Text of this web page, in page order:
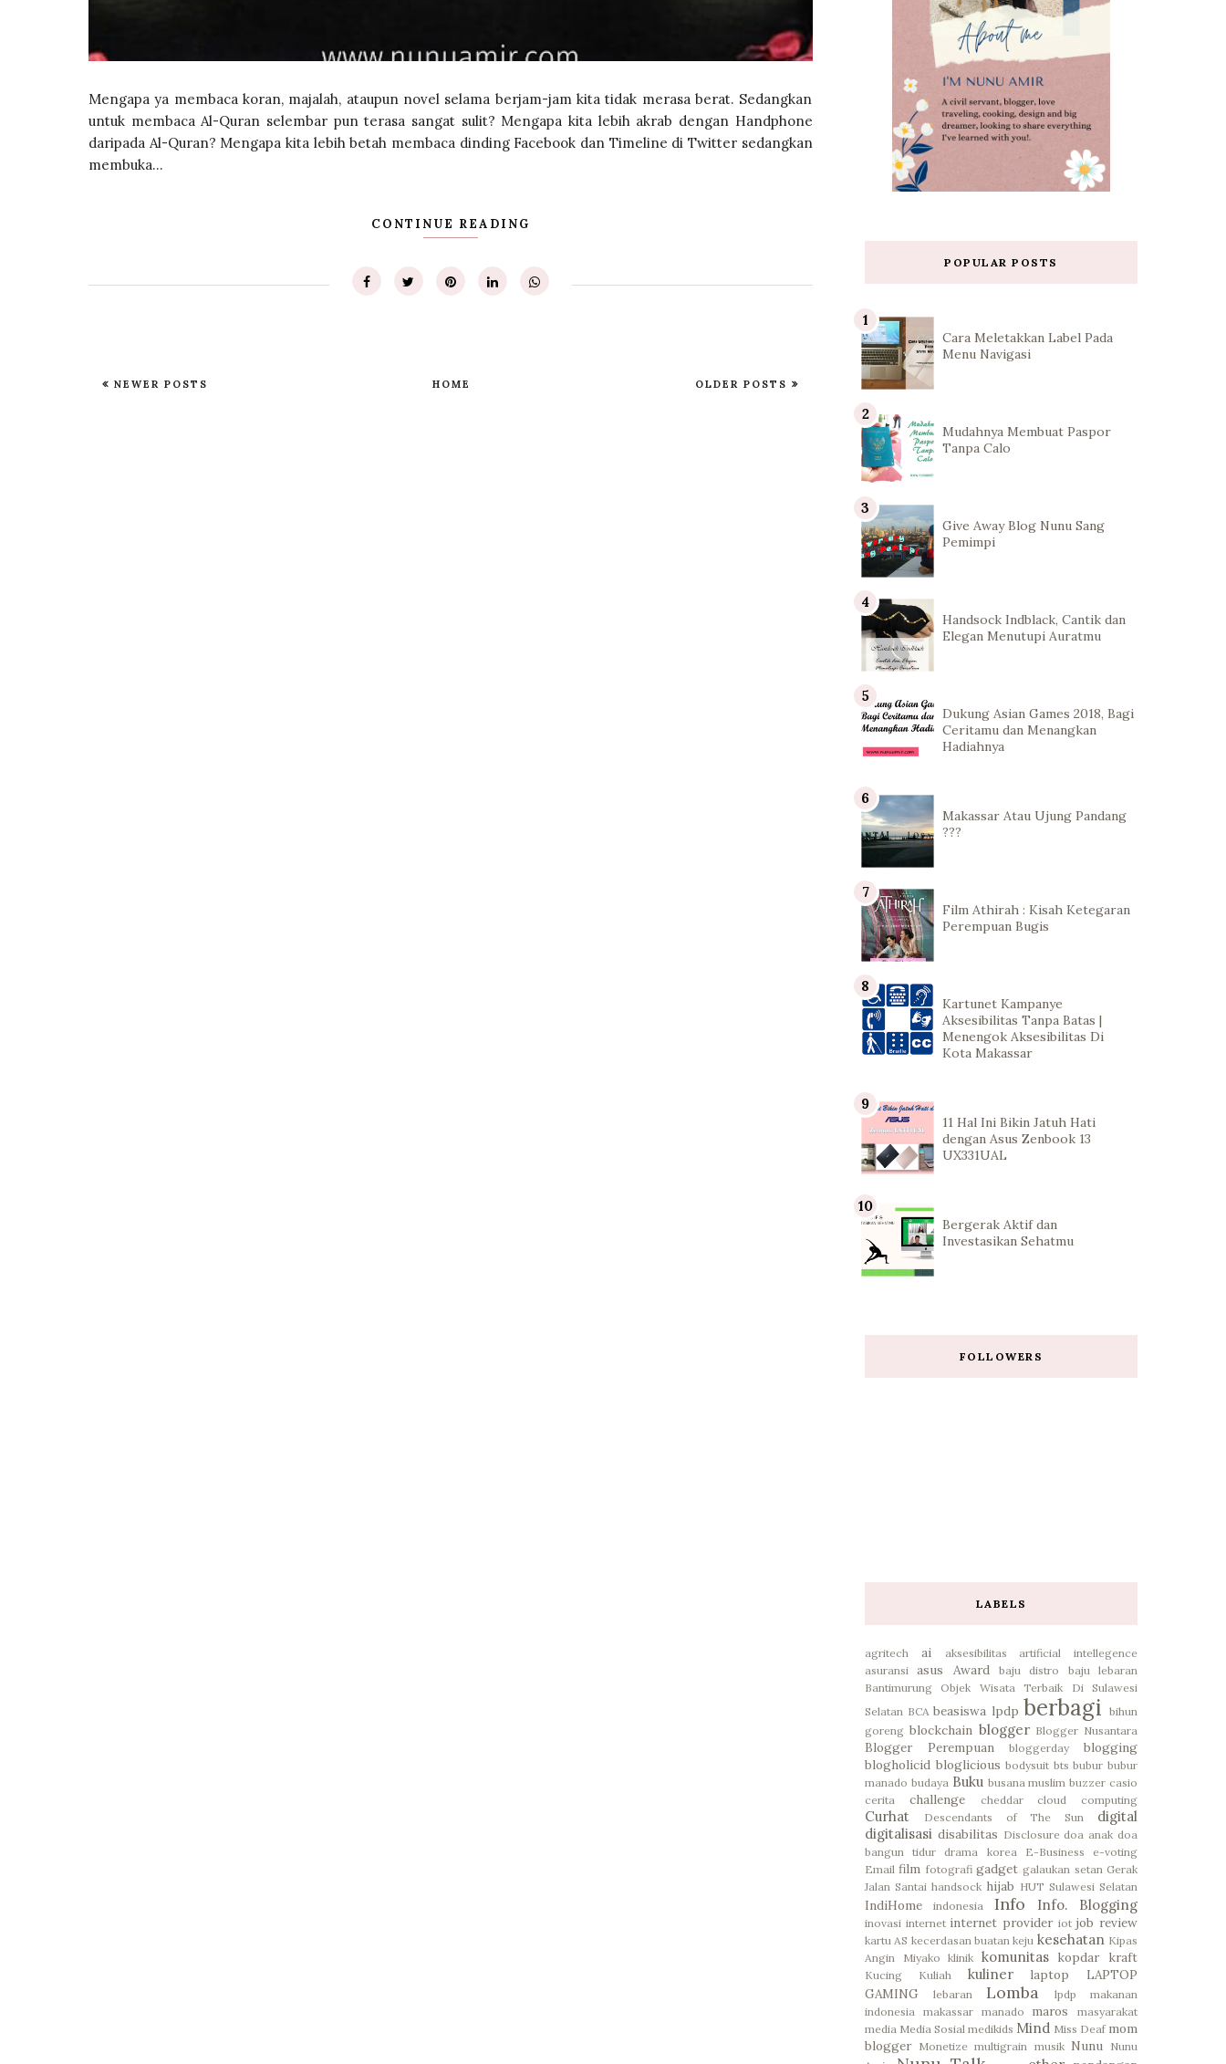
Mengapa ya membaca koran, majalah, ataupun novel selama berjam-jam kita tidak merasa berat. Sedangkan
untuk membaca Al-Quran selembar pun terasa sangat sulit? Mengapa kita lebih akrab dengan Handphone
daripada Al-Quran? Mengapa kita lebih betah membaca dinding Facebook dan Timeline di Twitter sedangkan
membuka...
CONTINUE READING
NEWER POSTS OLDER POSTS
HOME
POPULAR POSTS
Cara Meletakkan Label Pada
Menu Navigasi
Mudahnya Membuat Paspor
Tanpa Calo
Give Away Blog Nunu Sang
Pemimpi
Handsock Indblack, Cantik dan
Elegan Menutupi Auratmu
Dukung Asian Games 2018, Bagi
Ceritamu dan Menangkan
Hadiahnya
Makassar Atau Ujung Pandang
???
Film Athirah : Kisah Ketegaran
Perempuan Bugis
Kartunet Kampanye
Aksesibilitas Tanpa Batas |
Menengok Aksesibilitas Di
Kota Makassar
11 Hal Ini Bikin Jatuh Hati
dengan Asus Zenbook 13
UX331UAL
Bergerak Aktif dan
Investasikan Sehatmu
FOLLOWERS
LABELS
agritech ai aksesibilitas
artificial intellegence
asuransi
asus Award baju distro
baju lebaran
Bantimurung Objek Wisata Terbaik Di Sulawesi
Selatan BCA beasiswa lpdp berbagi
bihun
goreng blockchain blogger Blogger Nusantara
Blogger Perempuan bloggerday
blogging
blogholicid bloglicious bodysuit bts bubur bubur
manado budaya Buku busana muslim buzzer casio
cerita
challenge cheddar cloud computing
Curhat Descendants of The Sun
digital
digitalisasi disabilitas Disclosure doa anak doa
bangun tidur
drama korea E-Business
e-voting
Email film fotografi gadget galaukan setan Gerak
Jalan Santai handsock hijab HUT Sulawesi Selatan
IndiHome indonesia Info Info. Blogging
inovasi internet internet provider iot job review
kartu AS kecerdasan buatan keju kesehatan Kipas
Angin Miyako
klinik komunitas kopdar kraft
Kucing Kuliah kuliner laptop
LAPTOP
GAMING
lebaran Lomba lpdp
makanan
indonesia
makassar manado maros
masyarakat
media Media Sosial medikids Mind Miss Deaf mom
blogger Monetize multigrain musik Nunu
Nunu